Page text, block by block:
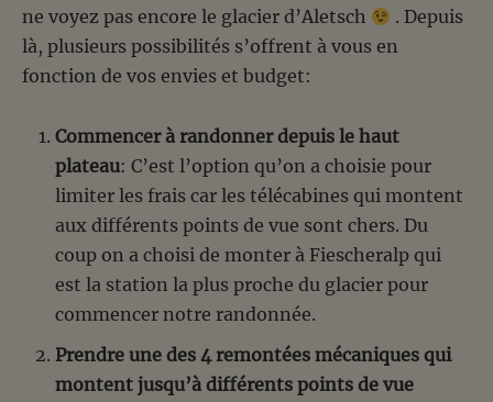
ne voyez pas encore le glacier d’Aletsch
. Depuis
là, plusieurs possibilités s’offrent à vous en
fonction de vos envies et budget:
Commencer à randonner depuis le haut
plateau: C’est l’option qu’on a choisie pour
limiter les frais car les télécabines qui montent
aux différents points de vue sont chers. Du
coup on a choisi de monter à Fiescheralp qui
est la station la plus proche du glacier pour
commencer notre randonnée.
Prendre une des 4 remontées mécaniques qui
montent jusqu’à différents points de vue